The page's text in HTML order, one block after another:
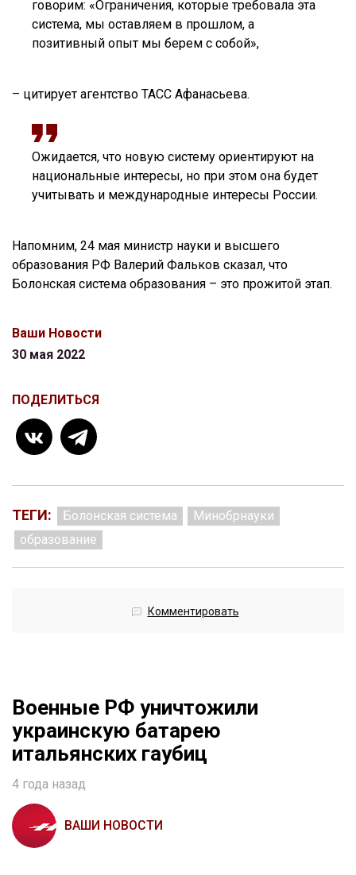
говорим: «Ограничения, которые требовала эта
система, мы оставляем в прошлом, а
позитивный опыт мы берем с собой»,
– цитирует агентство ТАСС Афанасьева.
Ожидается, что новую систему ориентируют на
национальные интересы, но при этом она будет
учитывать и международные интересы России.
Напомним, 24 мая министр науки и высшего
образования РФ Валерий Фальков сказал, что
Болонская система образования – это прожитой этап.
Ваши Новости
30 мая 2022
ПОДЕЛИТЬСЯ
ТЕГИ: Болонская система
Минобрнауки
образование
Комментировать
Военные РФ уничтожили
украинскую батарею
итальянских гаубиц
4 года назад
ВАШИ НОВОСТИ